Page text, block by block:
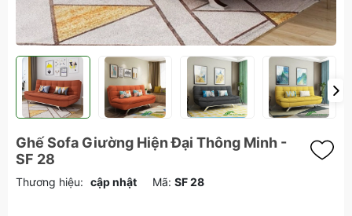
Ghế Sofa Giường Hiện Đại Thông Minh -
SF 28
Thương hiệu: cập nhật Mã: SF 28